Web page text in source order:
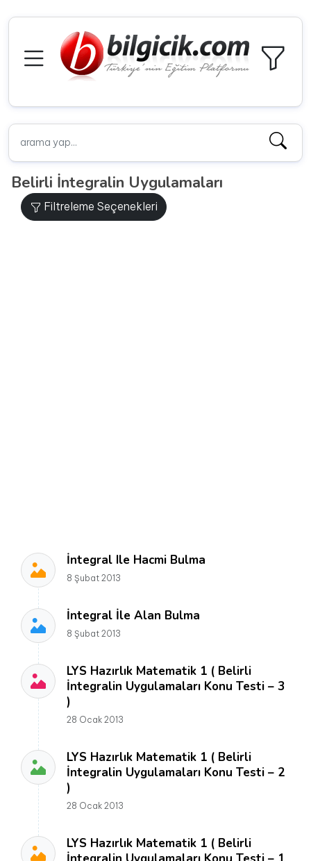
Belirli İntegralin Uygulamaları
Filtreleme Seçenekleri
İntegral Ile Hacmi Bulma
8 Şubat 2013
İntegral İle Alan Bulma
8 Şubat 2013
LYS Hazırlık Matematik 1 ( Belirli
İntegralin Uygulamaları Konu Testi – 3
)
28 Ocak 2013
LYS Hazırlık Matematik 1 ( Belirli
İntegralin Uygulamaları Konu Testi – 2
)
28 Ocak 2013
LYS Hazırlık Matematik 1 ( Belirli